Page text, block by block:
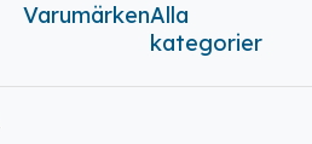
VarumärkenAlla
kategorier